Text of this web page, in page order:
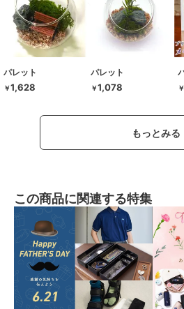
パレット
￥1,628
パレット
￥1,078 ￥
もっとみる
この商品に関連する特集